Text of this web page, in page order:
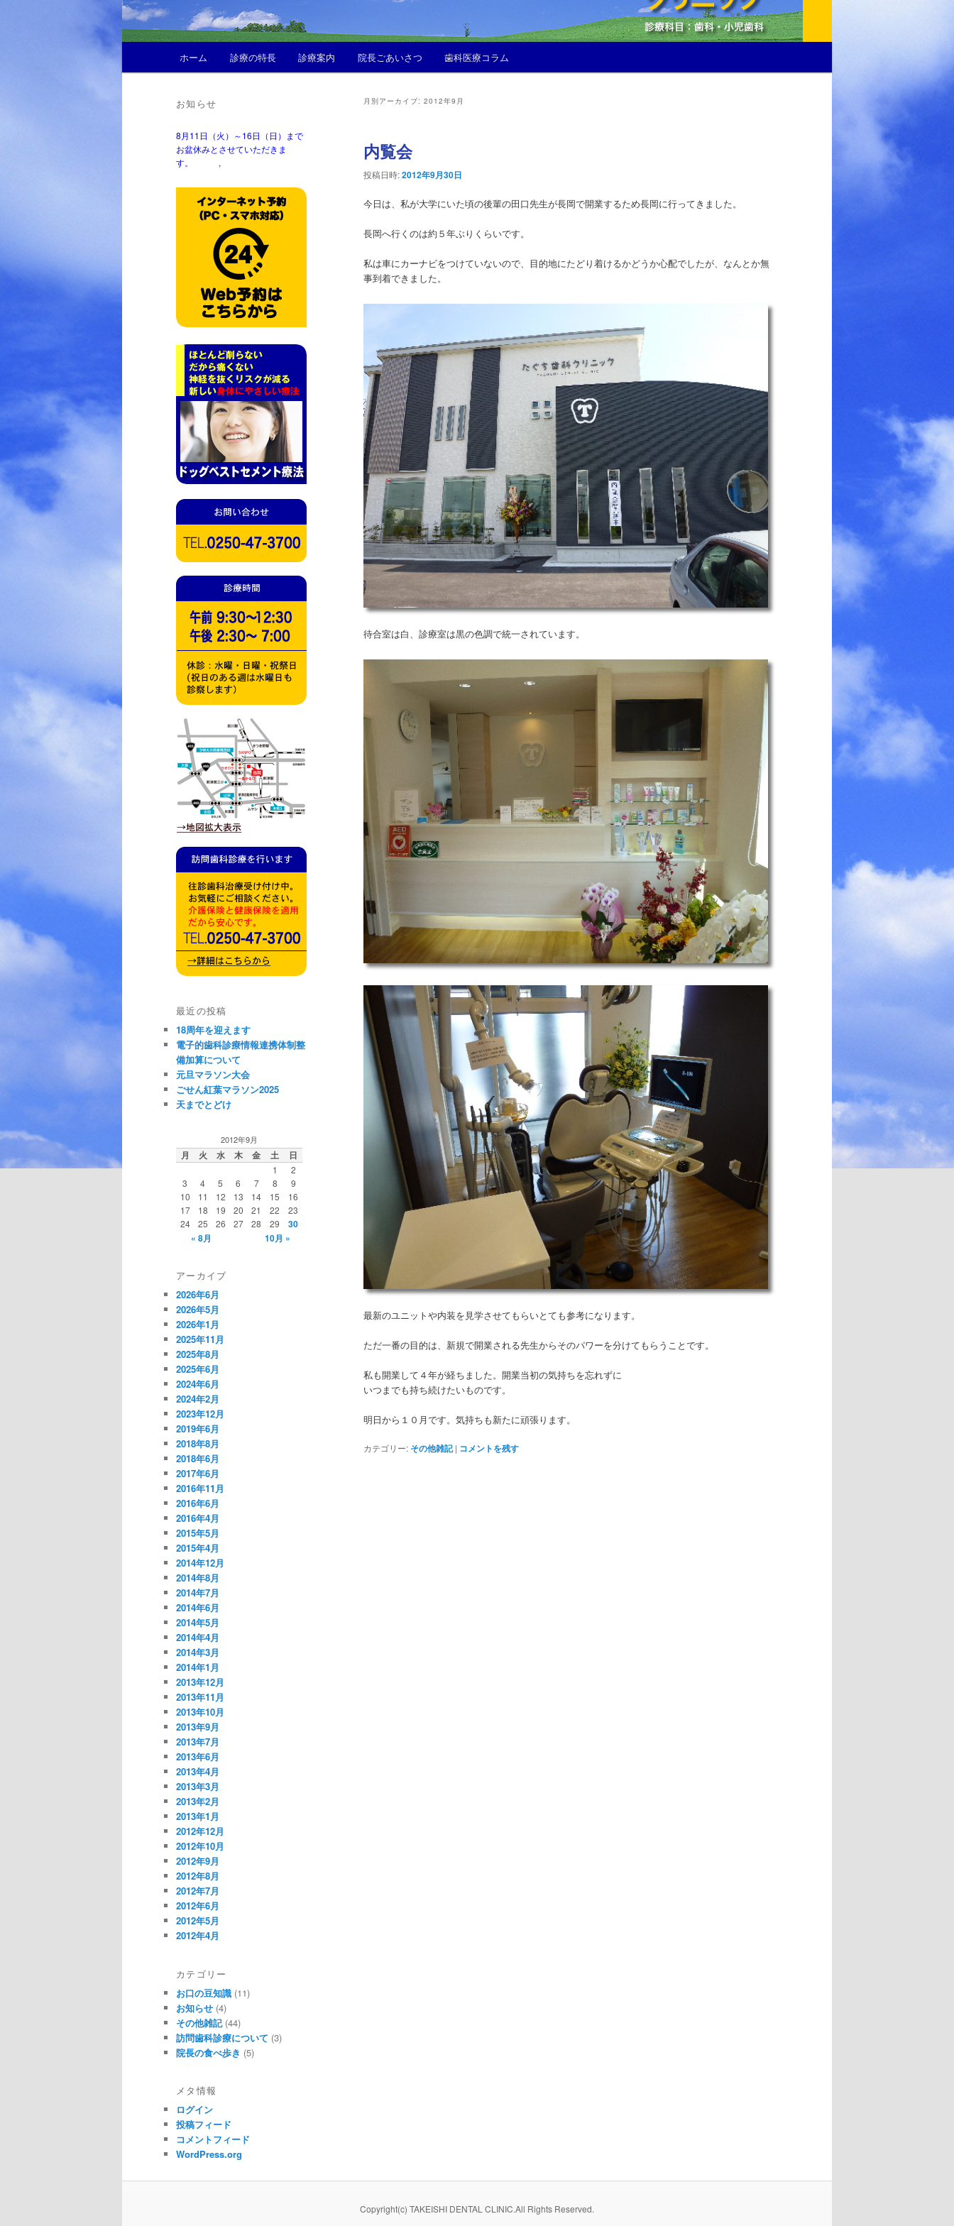
ホーム 診療の特長 診療案内 院長ごあいさつ 歯科医療コラム
月別アーカイブ: 2012年9月
内覧会
投稿日時:2012年9月30日
今日は、私が大学にいた頃の後輩の田口先生が長岡で開業するため長岡に行ってきました。
長岡へ行くのは約５年ぶりくらいです。
私は車にカーナビをつけていないので、目的地にたどり着けるかどうか心配でしたが、なんとか無
事到着できました。
待合室は白、診療室は黒の色調で統一されています。
最新のユニットや内装を見学させてもらいとても参考になります。
ただ一番の目的は、新規で開業される先生からそのパワーを分けてもらうことです。
私も開業して４年が経ちました。開業当初の気持ちを忘れずに
いつまでも持ち続けたいものです。
明日から１０月です。気持ちも新たに頑張ります。
カテゴリー: その他雑記 | コメントを残す
お知らせ
8月11日（火）～16日（日）まで
お盆休みとさせていただきま
す。 ,
最近の投稿
18周年を迎えます
電子的歯科診療情報連携体制整
備加算について
元旦マラソン大会
ごせん紅葉マラソン2025
天までとどけ
2012年9月
月 火 水 木 金 土 日
1
2
3
4 5 6 7 8
9
10
11 12 13 14 15
16
17
18 19 20 21 22
23
24
25 26 27 28 29
30
« 8月
10月 »
アーカイブ
2026年6月
2026年5月
2026年1月
2025年11月
2025年8月
2025年6月
2024年6月
2024年2月
2023年12月
2019年6月
2018年8月
2018年6月
2017年6月
2016年11月
2016年6月
2016年4月
2015年5月
2015年4月
2014年12月
2014年8月
2014年7月
2014年6月
2014年5月
2014年4月
2014年3月
2014年1月
2013年12月
2013年11月
2013年10月
2013年9月
2013年7月
2013年6月
2013年4月
2013年3月
2013年2月
2013年1月
2012年12月
2012年10月
2012年9月
2012年8月
2012年7月
2012年6月
2012年5月
2012年4月
カテゴリー
お口の豆知識 (11)
お知らせ (4)
その他雑記(44)
訪問歯科診療について (3)
院長の食べ歩き (5)
メタ情報
ログイン
投稿フィード
コメントフィード
WordPress.org
Copyright(c) TAKEISHI DENTAL CLINIC.All Rights Reserved.